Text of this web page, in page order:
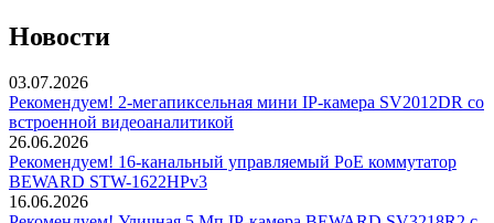
Новости
03.07.2026
Рекомендуем! 2-мегапиксельная мини IP-камера SV2012DR со
встроенной видеоаналитикой
26.06.2026
Рекомендуем! 16-канальный управляемый PoE коммутатор
BEWARD STW-1622HPv3
16.06.2026